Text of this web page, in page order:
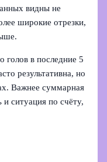
видны не
широкие отрезки,
голов в последние 5
результативна, но
Важнее суммарная
и ситуация по счёту,